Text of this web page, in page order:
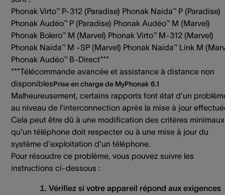
Phonak Virto™ P-312 (Paradise) Phonak Naida™ P (Paradise)
Phonak Audéo™ P (Paradise) Phonak Audéo™ M (Marvel)
Phonak Bolero™ M (Marvel) Phonak Virto™ M-312 (Marvel)
Phonak Naida™ M -SP (Marvel) Phonak Naida™ Link M
Phonak Audéo™ B-Direct***
***Télécommande avancée et assistance à distance non
disponiblesPrise en charge de MyPhonak 6.1
Malheureusement, certains rapports font état d'un
au niveau de l’interconnection après la mise à jour
Cela peut être dû à une modification des critères minimaux
qu'un téléphone doit respecter ou à une mise à jour du
système d'exploitation d'un téléphone.
Pour résoudre ce problème, vous pouvez suivre les
instructions ci-dessous :
Vérifiez si votre appareil répond aux exigences